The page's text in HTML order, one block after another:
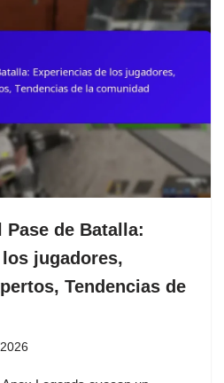
de Batalla:
jugadores,
Tendencias de